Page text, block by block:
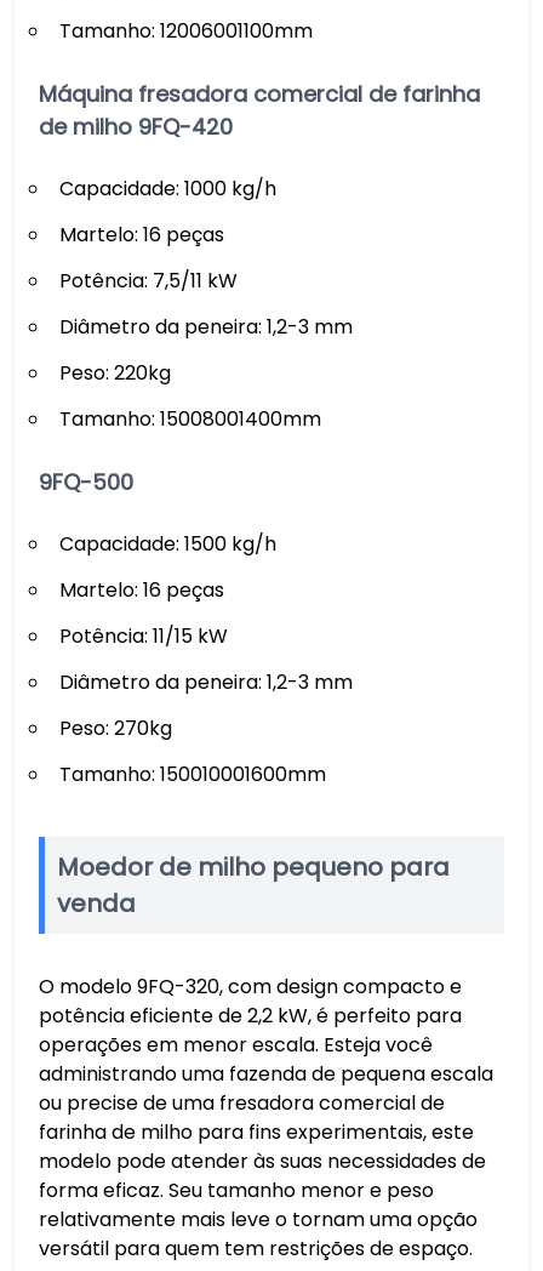
Tamanho: 12006001100mm
Máquina fresadora comercial de farinha
de milho 9FQ-420
Capacidade: 1000 kg/h
Martelo: 16 peças
Potência: 7,5/11 kW
Diâmetro da peneira: 1,2-3 mm
Peso: 220kg
Tamanho: 15008001400mm
9FQ-500
Capacidade: 1500 kg/h
Martelo: 16 peças
Potência: 11/15 kW
Diâmetro da peneira: 1,2-3 mm
Peso: 270kg
Tamanho: 150010001600mm
Moedor de milho pequeno para
venda
O modelo 9FQ-320, com design compacto e
potência eficiente de 2,2 kW, é perfeito para
operações em menor escala. Esteja você
administrando uma fazenda de pequena escala
ou precise de uma fresadora comercial de
farinha de milho para fins experimentais, este
modelo pode atender às suas necessidades de
forma eficaz. Seu tamanho menor e peso
relativamente mais leve o tornam uma opção
versátil para quem tem restrições de espaço.